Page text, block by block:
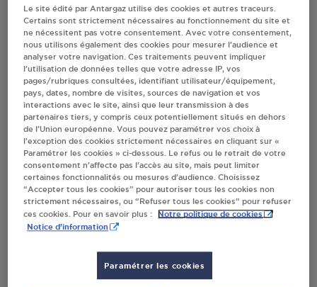
Villes
DISTRIBUTEUR AUTOMATIQUE 24/24
INTERMARCHE AUXONNE
3 RUE DE LABERGEMENT
21130AUXONNE
S'Y RENDRE
NETTO MAJAXONE AUXONNE
1 RUE BASSE
21130AUXONNE
Le site édité par Antargaz utilise des cookies et autres traceurs.
Certains sont strictement nécessaires au fonctionnement du site et
ne nécessitent pas votre consentement. Avec votre consentement,
nous utilisons également des cookies pour mesurer l’audience et
analyser votre navigation. Ces traitements peuvent impliquer
l’utilisation de données telles que votre adresse IP, vos
pages/rubriques consultées, identifiant utilisateur/équipement,
pays, dates, nombre de visites, sources de navigation et vos
interactions avec le site, ainsi que leur transmission à des
partenaires tiers, y compris ceux potentiellement situés en dehors
de l’Union européenne. Vous pouvez paramétrer vos choix à
l’exception des cookies strictement nécessaires en cliquant sur «
Paramétrer les cookies » ci-dessous. Le refus ou le retrait de votre
consentement n’affecte pas l’accès au site, mais peut limiter
certaines fonctionnalités ou mesures d’audience. Choisissez
“Accepter tous les cookies” pour autoriser tous les cookies non
strictement nécessaires, ou “Refuser tous les cookies” pour refuser
ces cookies. Pour en savoir plus :
Notre politique de cookies
Notice d'information
Paramétrer les cookies